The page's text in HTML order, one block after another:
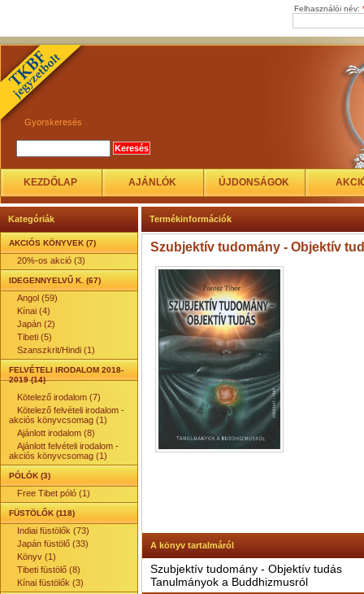
Felhasználói név:
Gyorskeresés
KEZDŐLAP AJÁNLÓK ÚJDONSÁGOK
Kategóriák
AKCIÓS KÖNYVEK (7)
20%-os akció (3)
IDEGENNYELVŰ K. (67)
Angol (59)
Kínai (4)
Japán (2)
Tibeti (5)
Szanszkrit/Hindi (1)
FELVÉTELI IRODALOM 2018-
2019 (14)
Kötelező irodalom (7)
Kötelező felvételi irodalom -
akciós könyvcsomag (1)
Ajánlott irodalom (8)
Ajánlott felvételi irodalom -
akciós könyvcsomag (1)
PÓLÓK (3)
Free Tibet póló (1)
FÜSTÖLŐK (118)
Indiai füstölők (73)
Japán füstölő (33)
Könyv (1)
Tibeti füstölő (8)
Kínai füstölők (3)
Termékinformációk
Szubjektív tudomány - Objektív
A könyv tartalmáról
Szubjektív tudomány - Objektív tudás
Tanulmányok a Buddhizmusról